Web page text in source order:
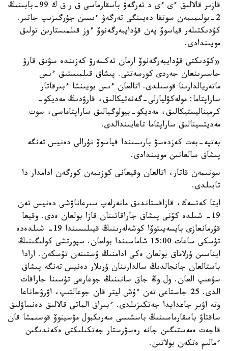
قازىر قالالىق ءى ءى د تەرگەۋ باسقارماسى ق ر ق ك 99-بابىنىڭ
2-بولىمىمەن سوتقا دەيىنگى تەرگەۋ ءىسىن جۇرگىزىپ جاتىر.
كۇدىكتىلەر قياسوۆ پەن قۇدايبەرگەنوۆ ءوز قىلمىستارىن تولىق
مويىندادى.
«كۇدىكتى قۇدايبەرگەنوۆ ارمان تەكسەرۋ كەزىندە سۋىق قارۋ
جاسىرىنعان جەردى كورسەتتى. پىشاق قىلمىستىق ءىس
ماتەريالدارىنا قوسىلدى. اتالعان ءىس بويىنشا ءبىرقاتار
ساراپتاما: مولەكۋليارلى-گەنەتيكالىق، قارۋدىڭ مەديكو-
كرميناليستيكالىق، مەديكو-بيولوگيالىق ساراپتاماسى، سوت
مەديتسينالىق ساراپتاما تاعايىندالدى.
بەتپە-بەت كەزدەسۋ بارىسىندا قياسوۆ نۇرالى دەنيس تەنگە
پىشاق سالعانىن مويىندادى.
سونىمەن قاتار، اتالعان وقيعانى كوزىمەن كورگەن ادامدار دا
تابىلدى.
ايتا كەتسەك، قازاقستاندىق مانەرلەپ سىرعاناۋشى دەنيس تەن
19- شىلدە كۇنى پىشاق جاراقاتىنان قازا بولعان ەدى. وقيعا
قۇرمانعازى بايسەيىتوۆا كوشەلەرىنىڭ قيىلىسىندا 19- شىلدەدە
تۇسكى ساعات 15:00 شاماسىندا بولعان. سپورتشى كولىگىنىڭ
ايناسىن ۇرلاماق بولعان ەكى ادامنىڭ ۇستىنەن تۇسكەن. ارادا
باستالعان جانجالدىڭ سالدارىنان ۇرىلار دەنيس تەنگە پىشاق
سۇعىپ العان. ول وڭ جاق سانىنىڭ جوعارعى تۇسىنا جاراقات
الدى. 25 جاستاعى تەن ءۇش ليتر قان جوعالتىپ، اۋرۋحاناعا
وتە اۋىر جاعدايدا جەتكىزىلدى. ءبىراق الماتى قالالىق دەنساۋلىق
ساقتاۋ باسقارماسىنىڭ باسشىسى سەرىكبول مۋسينوۆ قوسىمشا قان
قاجەت ەمەستىگىن جانە رەسۋرستار جەتكىلىكتى ەكەندىگىن
ءمالىم ەتكەن بولاتىن.